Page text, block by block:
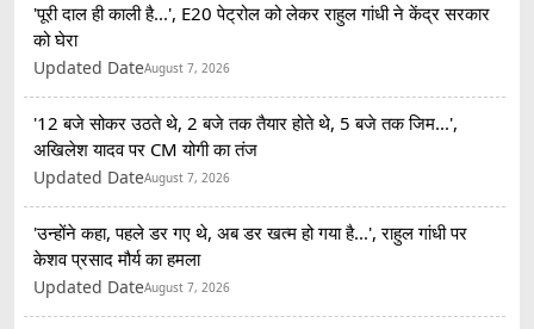
'पूरी दाल ही काली है...', E20 पेट्रोल को लेकर राहुल गांधी ने केंद्र सरकार
को घेरा
Updated DateAugust 7, 2026
'12 बजे सोकर उठते थे, 2 बजे तक तैयार होते थे, 5 बजे तक जिम...',
अखिलेश यादव पर CM योगी का तंज
Updated DateAugust 7, 2026
'उन्होंने कहा, पहले डर गए थे, अब डर खत्म हो गया है...', राहुल गांधी पर
केशव प्रसाद मौर्य का हमला
Updated DateAugust 7, 2026